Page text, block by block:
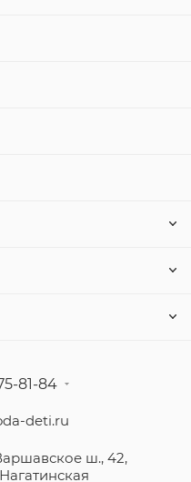
81-84
deti.ru
ш., 42,